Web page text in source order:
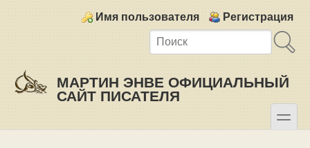
Login links
Имя пользователя Регистрация
МАРТИН ЭНВЕ ОФИЦИАЛЬНЫЙ
САЙТ ПИСАТЕЛЯ
toggle